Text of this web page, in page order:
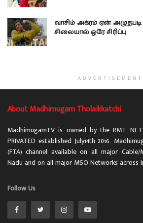
வாசிம் அக்ரம் ஏன் அழுதபடி
சிலையால் ஒரே சிரிப்பு
ADVERTISEMENT
About Madhimugam Tholaikkatchi
MadhimugamTV is owned by the RMT
PRIVATED established July14th 2016.
(FTA) channel available on all major
Nadu and on all major MSO Networks across
Follow Us